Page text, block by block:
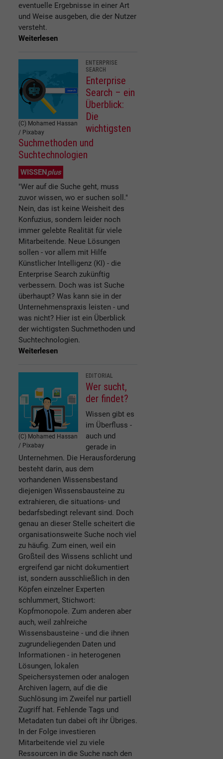
eventuelle Ergebnisse in einer Art
und Weise ausgeben, die der Nutzer
versteht.
Weiterlesen
(C) Mohamed Hassan
/ Pixabay
ENTERPRISE
SEARCH
Enterprise
Search – ein
Überblick:
Die
wichtigsten
Suchmethoden und
Suchtechnologien
WISSEN plus
"Wer auf die Suche geht, muss
zuvor wissen, wo er suchen soll."
Nein, das ist keine Weisheit des
Konfuzius, sondern leider noch
immer gelebte Realität für viele
Mitarbeitende. Neue Lösungen
sollen - vor allem mit Hilfe
Künstlicher Intelligenz (KI) - die
Enterprise Search zukünftig
verbessern. Doch was ist Suche
überhaupt? Was kann sie in der
Unternehmenspraxis leisten - und
was nicht? Hier ist ein Überblick
der wichtigsten Suchmethoden und
Suchtechnologien.
Weiterlesen
(C) Mohamed Hassan
/ Pixabay
EDITORIAL
Wer sucht,
der findet?
Wissen gibt es
im Überfluss -
auch und
gerade in
Unternehmen. Die Herausforderung
besteht darin, aus dem
vorhandenen Wissensbestand
diejenigen Wissensbausteine zu
extrahieren, die situations- und
bedarfsbedingt relevant sind. Doch
genau an dieser Stelle scheitert die
organisationsweite Suche noch viel
zu häufig. Zum einen, weil ein
Großteil des Wissens schlicht und
ergreifend gar nicht dokumentiert
ist, sondern ausschließlich in den
Köpfen einzelner Experten
schlummert, Stichwort:
Kopfmonopole. Zum anderen aber
auch, weil zahlreiche
Wissensbausteine - und die ihnen
zugrundeliegenden Daten und
Informationen - in heterogenen
Lösungen, lokalen
Speichersystemen oder analogen
Archiven lagern, auf die die
Suchlösung im Zweifel nur partiell
Zugriff hat. Fehlende Tags und
Metadaten tun dabei oft ihr Übriges.
In der Folge investieren
Mitarbeitende viel zu viele
Ressourcen in die Suche nach den